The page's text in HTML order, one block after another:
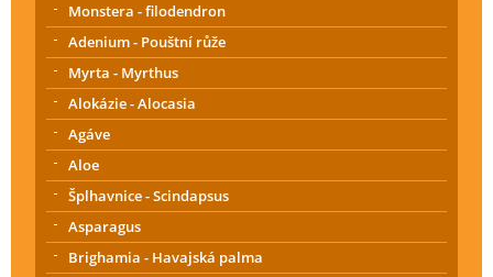
Monstera - filodendron
Adenium - Pouštní růže
Myrta - Myrthus
Alokázie - Alocasia
Agáve
Aloe
Šplhavnice - Scindapsus
Asparagus
Brighamia - Havajská palma